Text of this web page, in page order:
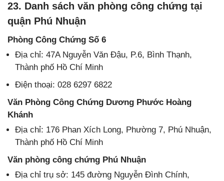
23. Danh sách văn phòng công chứng tại
quận Phú Nhuận
Phòng Công Chứng Số 6
Địa chỉ: 47A Nguyễn Văn Đậu, P.6, Bình Thạnh,
Thành phố Hồ Chí Minh
Điện thoại: 028 6297 6822
Văn Phòng Công Chứng Dương Phước Hoàng
Khánh
Địa chỉ: 176 Phan Xích Long, Phường 7, Phú Nhuận,
Thành phố Hồ Chí Minh
Văn phòng công chứng Phú Nhuận
Địa chỉ trụ sở: 145 đường Nguyễn Đình Chính,